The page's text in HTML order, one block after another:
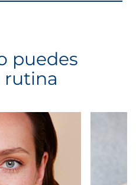
puedes